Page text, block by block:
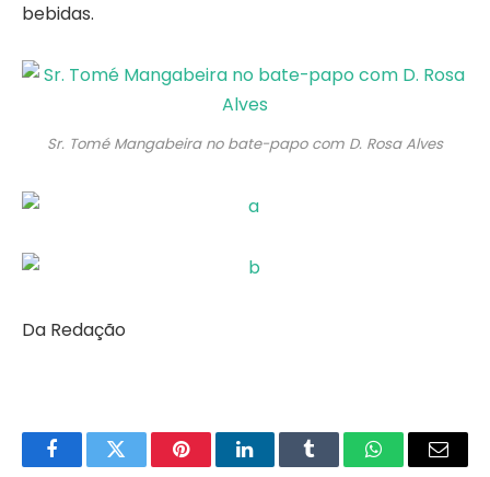
bebidas.
Sr. Tomé Mangabeira no bate-papo com D. Rosa Alves
Da Redação
FacebookTwitter PinterestLinkedInTumblr WhatsAppEmail